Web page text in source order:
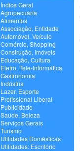
Índice Geral
Agropecuária
Alimentos
Associação, Entidade
Automóvel, Veículo
Comércio, Shopping
Construção, Imóveis
Educação, Cultura
Eletro, Tele-Informática
Gastronomia
Indústria
Lazer, Esporte
Profissional Liberal
Publicidade
Saúde, Beleza
Serviços Gerais
Turismo
Utilidades Domésticas
Utilidades: Escritório